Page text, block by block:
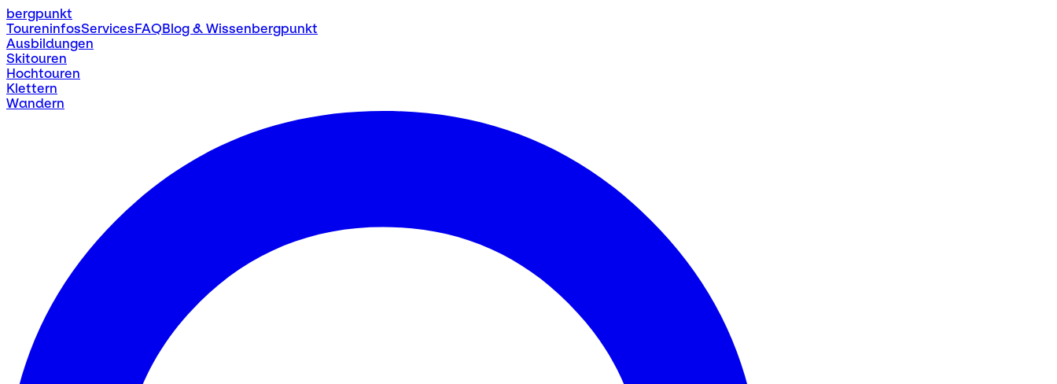
bergpunkt
ToureninfosServicesFAQBlog & Wissenbergpunkt
Ausbildungen
Skitouren
Hochtouren
Klettern
Wandern